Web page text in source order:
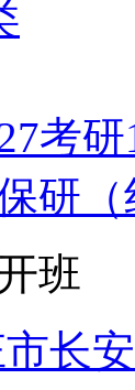
考
研
班
长